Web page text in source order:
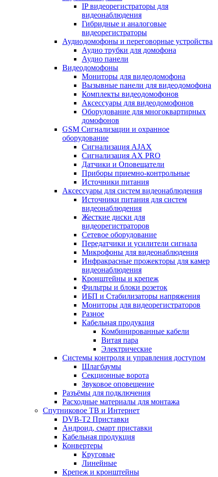
IP видеорегистраторы для
видеонаблюдения
Гибридные и аналоговые
видеорегистраторы
Аудиодомофоны и переговорные устройства
Аудио трубки для домофона
Аудио панели
Видеодомофоны
Мониторы для видеодомофона
Вызывные панели для видеодомофона
Комплекты видеодомофонов
Аксессуары для видеодомофонов
Оборудование для многоквартирных
домофонов
GSM Сигнализации и охранное
оборудование
Сигнализация AJAX
Сигнализация AX PRO
Датчики и Оповещатели
Приборы приемно-контрольные
Источники питания
Аксессуары для систем видеонаблюдения
Источники питания для систем
видеонаблюдения
Жесткие диски для
видеорегистраторов
Сетевое оборудование
Передатчики и усилители сигнала
Микрофоны для видеонаблюдения
Инфракрасные прожекторы для камер
видеонаблюдения
Кронштейны и крепеж
Фильтры и блоки розеток
ИБП и Стабилизаторы напряжения
Мониторы для видеорегистраторов
Разное
Кабельная продукция
Комбинированные кабели
Витая пара
Электрические
Системы контроля и управления доступом
Шлагбаумы
Секционные ворота
Звуковое оповещение
Разъёмы для подключения
Расходные материалы для монтажа
Спутниковое ТВ и Интернет
DVB-Т2 Приставки
Андроид, смарт приставки
Кабельная продукция
Конвертеры
Круговые
Линейные
Крепеж и кронштейны